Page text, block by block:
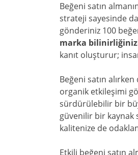
Beğeni satın
strateji sayesinde
gönderiniz 100
marka
kanıt oluşturur;
Beğeni satın
organik etkileşimi
sürdürülebilir bir
güvenilir bir kaynak
kalitenize de
Etkili beğeni satın